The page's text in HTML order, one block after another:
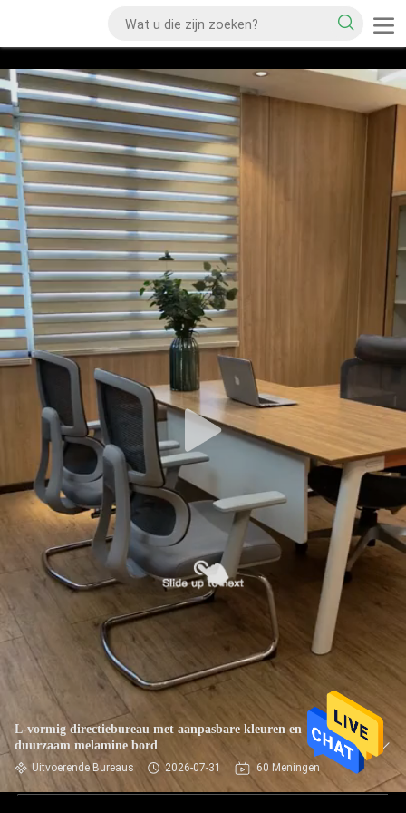
L-vormig directiebureau met aanpasbare kleuren en
duurzaam melamine bord
Uitvoerende Bureaus 2026-07-31 60 Meningen